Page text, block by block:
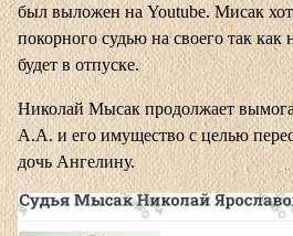
был выложен наYoutube. Мисак
покорного судью на своего так как
будет в отпуске.
Николай Мысак продолжает
А.А. и его имущество с целью
дочь Ангелину.